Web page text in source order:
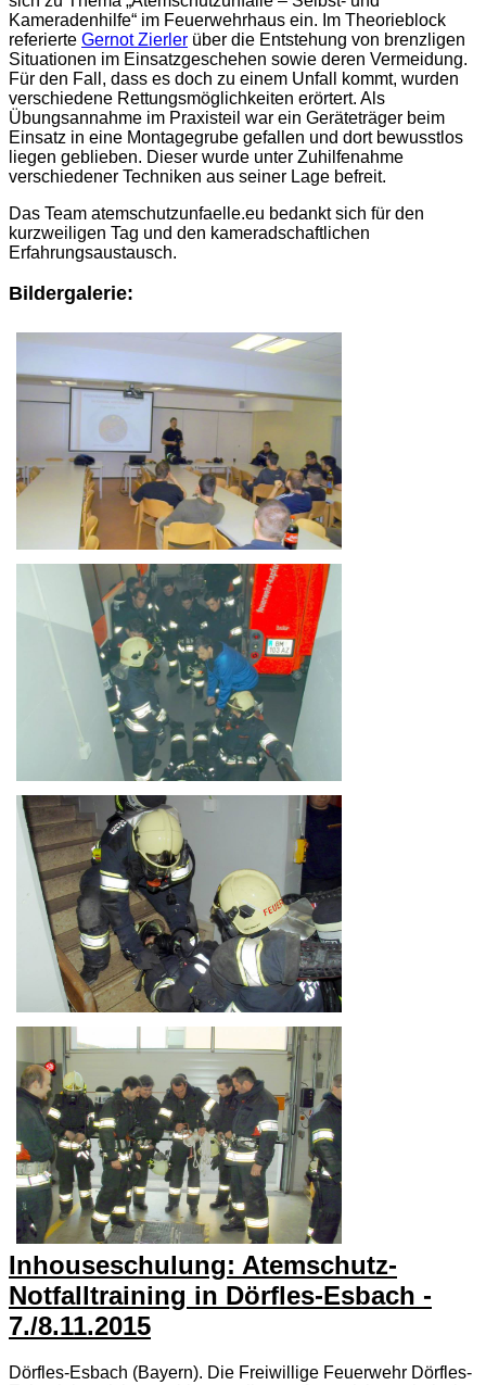
Kameradenhilfe“ im Feuerwehrhaus ein. Im Theorieblock
referierte Gernot Zierler über die Entstehung von brenzligen
Situationen im Einsatzgeschehen sowie deren Vermeidung.
Für den Fall, dass es doch zu einem Unfall kommt, wurden
verschiedene Rettungsmöglichkeiten erörtert. Als
Übungsannahme im Praxisteil war ein Geräteträger beim
Einsatz in eine Montagegrube gefallen und dort bewusstlos
liegen geblieben. Dieser wurde unter Zuhilfenahme
verschiedener Techniken aus seiner Lage befreit.
Das Team atemschutzunfaelle.eu bedankt sich für den
kurzweiligen Tag und den kameradschaftlichen
Erfahrungsaustausch.
Bildergalerie:
Inhouseschulung: Atemschutz-
Notfalltraining in Dörfles-Esbach -
7./8.11.2015
Dörfles-Esbach (Bayern). Die Freiwillige Feuerwehr Dörfles-